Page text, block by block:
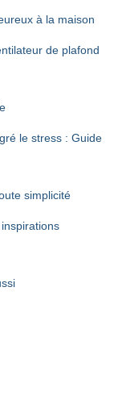
à la maison
de plafond
le stress : Guide
simplicité